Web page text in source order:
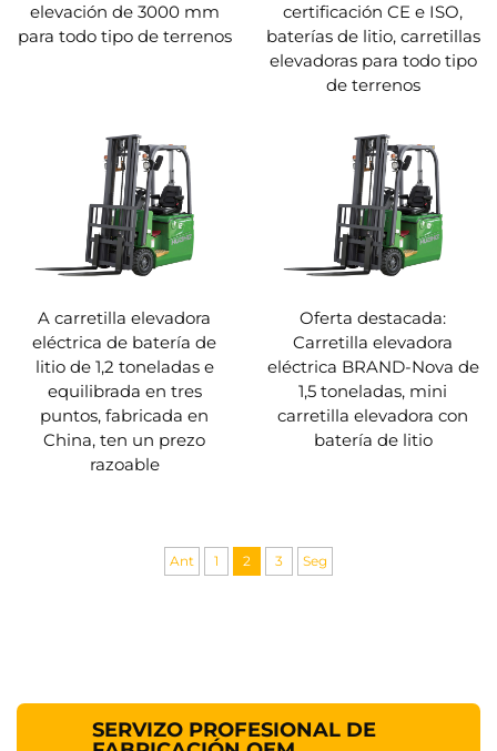
elevación de 3000 mm
para todo tipo de terrenos
certificación CE e ISO,
baterías de litio, carretillas
elevadoras para todo tipo
de terrenos
A carretilla elevadora
eléctrica de batería de
litio de 1,2 toneladas e
equilibrada en tres
puntos, fabricada en
China, ten un prezo
razoable
Oferta destacada:
Carretilla elevadora
eléctrica BRAND-Nova de
1,5 toneladas, mini
carretilla elevadora con
batería de litio
Ant 1 2 3 Seg
SERVIZO PROFESIONAL DE